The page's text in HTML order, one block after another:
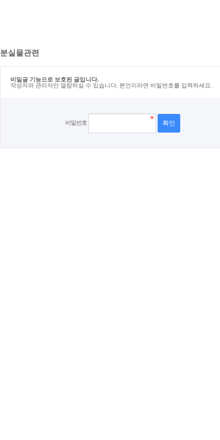
분실물관련
비밀글 기능으로 보호된 글입니다.
작성자와 관리자만 열람하실 수 있습니다. 본인이라면 비밀번호를 입력하세요.
비밀번호